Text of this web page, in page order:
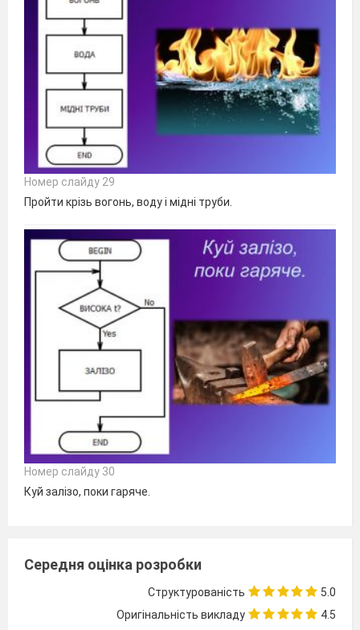
Номер слайду 29
Пройти крізь вогонь, воду і мідні труби.
Номер слайду 30
Куй залізо, поки гаряче.
Середня оцінка розробки
Структурованість
5.0
Оригінальність викладу
4.5